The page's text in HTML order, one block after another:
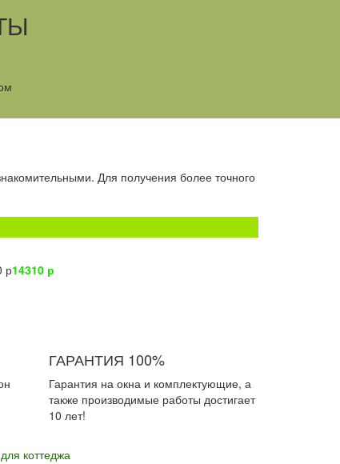
Для получения более точного
р14310 р
ГАРАНТИЯ 100%
Гарантия на окна и комплектующие, а
также производимые работы достигает
10 лет!
коттеджа